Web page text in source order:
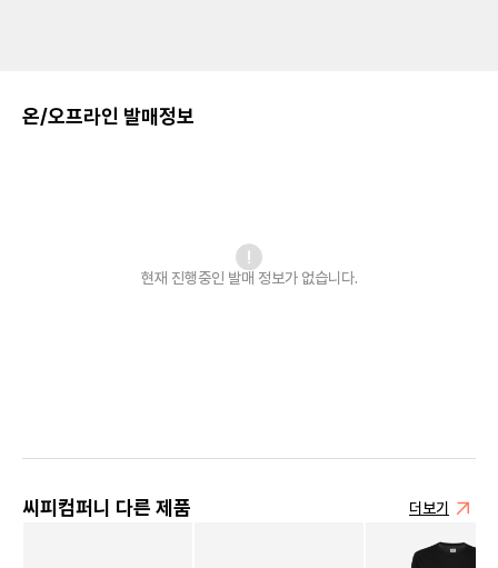
온/오프라인 발매정보
현재 진행중인 발매 정보가 없습니다.
씨피컴퍼니 다른 제품 더보기